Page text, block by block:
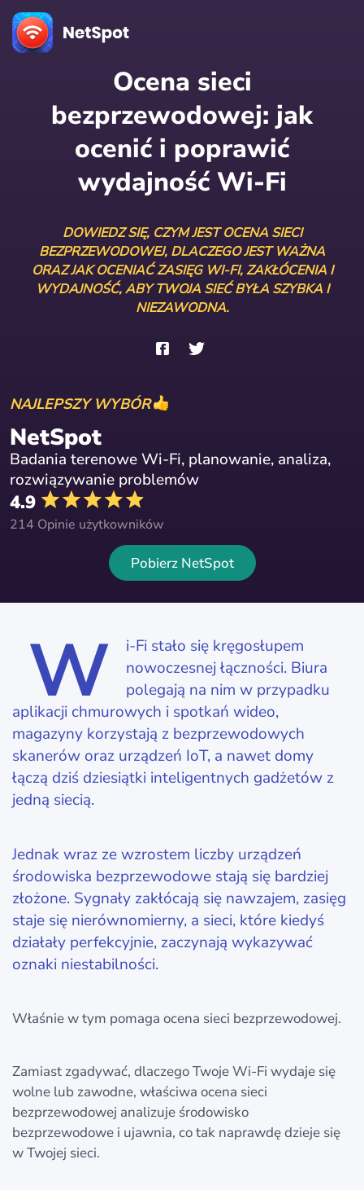
Ocena sieci
bezprzewodowej: jak
ocenić i poprawić
wydajność Wi‑Fi
DOWIEDZ SIĘ, CZYM JEST OCENA SIECI
BEZPRZEWODOWEJ, DLACZEGO JEST WAŻNA
ORAZ JAK OCENIAĆ ZASIĘG WI‑FI, ZAKŁÓCENIA I
WYDAJNOŚĆ, ABY TWOJA SIEĆ BYŁA SZYBKA I
NIEZAWODNA.
NAJLEPSZY WYBÓR
NetSpot
Badania terenowe Wi-Fi, planowanie, analiza,
rozwiązywanie problemów
4.9
214 Opinie użytkowników
Pobierz NetSpot
W
i-Fi stało się kręgosłupem
nowoczesnej łączności. Biura
polegają na nim w przypadku
aplikacji chmurowych i spotkań wideo,
magazyny korzystają z bezprzewodowych
skanerów oraz urządzeń IoT, a nawet domy
łączą dziś dziesiątki inteligentnych gadżetów z
jedną siecią.
Jednak wraz ze wzrostem liczby urządzeń
środowiska bezprzewodowe stają się bardziej
złożone. Sygnały zakłócają się nawzajem, zasięg
staje się nierównomierny, a sieci, które kiedyś
działały perfekcyjnie, zaczynają wykazywać
oznaki niestabilności.
Właśnie w tym pomaga ocena sieci bezprzewodowej.
Zamiast zgadywać, dlaczego Twoje Wi‑Fi wydaje się
wolne lub zawodne, właściwa ocena sieci
bezprzewodowej analizuje środowisko
bezprzewodowe i ujawnia, co tak naprawdę dzieje się
w Twojej sieci.